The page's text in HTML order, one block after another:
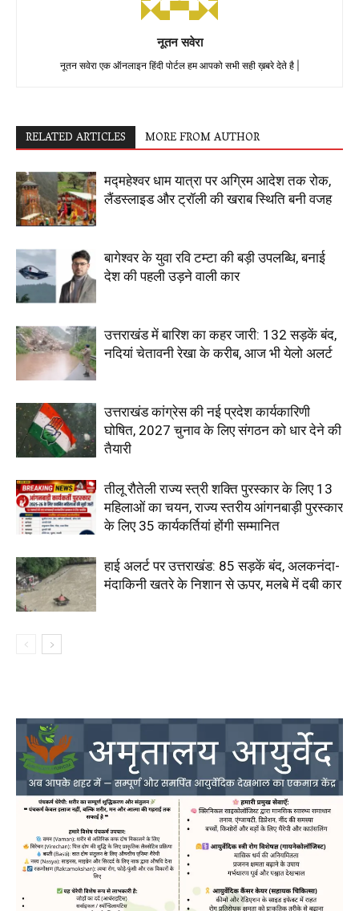
नूतन सवेरा
नूतन सवेरा एक ऑनलाइन हिंदी पोर्टल हम आपको सभी सही ख़बरे देते है |
RELATED ARTICLES MORE FROM AUTHOR
मद्महेश्वर धाम यात्रा पर अग्रिम आदेश तक रोक,
लैंडस्लाइड और ट्रॉली की खराब स्थिति बनी वजह
बागेश्वर के युवा रवि टम्टा की बड़ी उपलब्धि, बनाई
देश की पहली उड़ने वाली कार
उत्तराखंड में बारिश का कहर जारी: 132 सड़कें बंद,
नदियां चेतावनी रेखा के करीब, आज भी येलो अलर्ट
उत्तराखंड कांग्रेस की नई प्रदेश कार्यकारिणी
घोषित, 2027 चुनाव के लिए संगठन को धार देने की
तैयारी
तीलू रौतेली राज्य स्त्री शक्ति पुरस्कार के लिए 13
महिलाओं का चयन, राज्य स्तरीय आंगनबाड़ी पुरस्कार
के लिए 35 कार्यकर्तियां होंगी सम्मानित
हाई अलर्ट पर उत्तराखंड: 85 सड़कें बंद, अलकनंदा-
मंदाकिनी खतरे के निशान से ऊपर, मलबे में दबी कार